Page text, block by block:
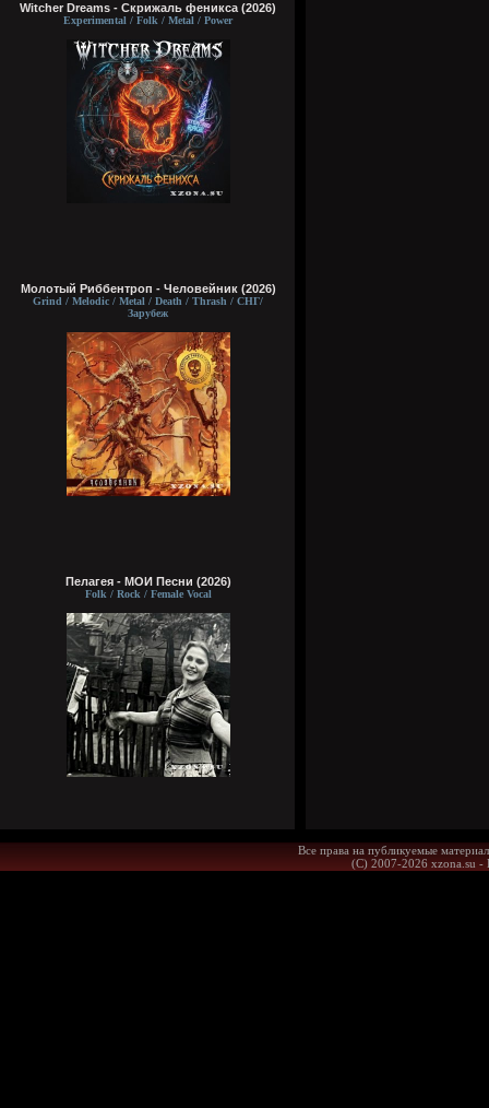
Witcher Dreams - Скрижаль феникса (2026)
Experimental / Folk / Metal / Power
Молотый Риббентроп - Человейник (2026)
Grind / Melodic / Metal / Death / Thrash / СНГ/
Зарубеж
Пелагея - МОИ Песни (2026)
Folk / Rock / Female Vocal
Все права на публикуемые
(С) 2007-2026 xzona.su -